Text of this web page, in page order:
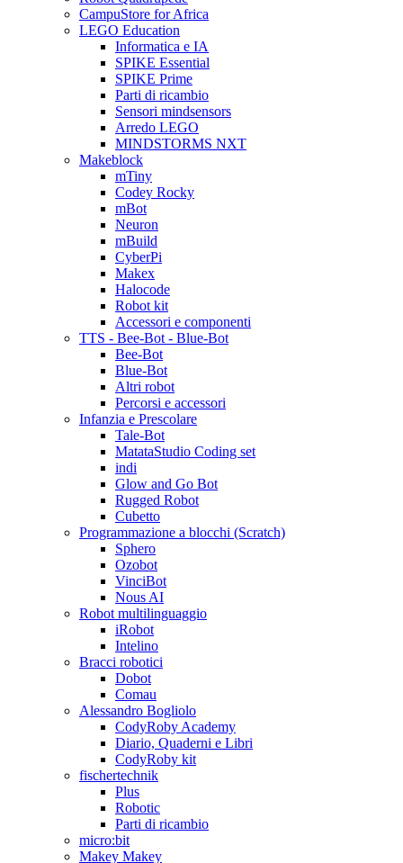
CampuStore for Africa
LEGO Education
Informatica e IA
SPIKE Essential
SPIKE Prime
Parti di ricambio
Sensori mindsensors
Arredo LEGO
MINDSTORMS NXT
Makeblock
mTiny
Codey Rocky
mBot
Neuron
mBuild
CyberPi
Makex
Halocode
Robot kit
Accessori e componenti
TTS - Bee-Bot - Blue-Bot
Bee-Bot
Blue-Bot
Altri robot
Percorsi e accessori
Infanzia e Prescolare
Tale-Bot
MatataStudio Coding set
indi
Glow and Go Bot
Rugged Robot
Cubetto
Programmazione a blocchi (Scratch)
Sphero
Ozobot
VinciBot
Nous AI
Robot multilinguaggio
iRobot
Intelino
Bracci robotici
Dobot
Comau
Alessandro Bogliolo
CodyRoby Academy
Diario, Quaderni e Libri
CodyRoby kit
fischertechnik
Plus
Robotic
Parti di ricambio
micro:bit
Makey Makey